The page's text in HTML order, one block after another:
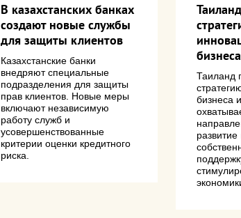
В казахстанских банках
создают новые службы
для защиты клиентов
Казахстанские банки
внедряют специальные
подразделения для защиты
прав клиентов. Новые меры
включают независимую
работу служб и
усовершенствованные
критерии оценки кредитного
риска.
бизнеса
Таиланд
бизнеса